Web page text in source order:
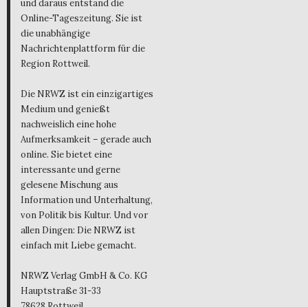
und daraus entstand die
Online-Tageszeitung. Sie ist
die unabhängige
Nachrichtenplattform für die
Region Rottweil.
Die NRWZ ist ein einzigartiges
Medium und genießt
nachweislich eine hohe
Aufmerksamkeit – gerade auch
online. Sie bietet eine
interessante und gerne
gelesene Mischung aus
Information und Unterhaltung,
von Politik bis Kultur. Und vor
allen Dingen: Die NRWZ ist
einfach mit Liebe gemacht.
NRWZ Verlag GmbH & Co. KG
Hauptstraße 31-33